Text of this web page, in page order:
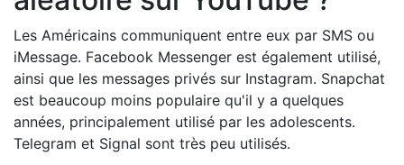
Les Américains communiquent entre eux par SMS ou
iMessage. Facebook Messenger est également utilisé,
ainsi que les messages privés sur Instagram. Snapchat
est beaucoup moins populaire qu'il y a quelques
années, principalement utilisé par les adolescents.
Telegram et Signal sont très peu utilisés.